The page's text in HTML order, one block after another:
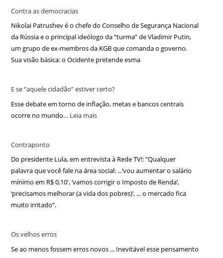
Contra as democracias
Nikolai Patrushev é o chefe do Conselho de Segurança Nacional
da Rússia e o principal ideólogo da “turma” de Vladimir Putin,
um grupo de ex-membros da KGB que comanda o governo.
Sua visão básica: o Ocidente pretende esma
E se “aquele cidadão” estiver certo?
Esse debate em torno de inflação, metas e bancos centrais
ocorre no mundo… Leia mais
Contraponto
Do presidente Lula, em entrevista à Rede TV!: “Qualquer
palavra que você fale na área social: ...‘vou aumentar o salário
mínimo em R$ 0,10′, ‘vamos corrigir o Imposto de Renda’,
‘precisamos melhorar (a vida dos pobres)’, ... o mercado fica
muito irritado”.
Os velhos erros
Se ao menos fossem erros novos ... Inevitável esse pensamento